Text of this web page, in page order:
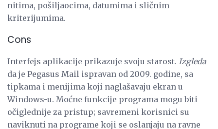
nitima, pošiljaocima, datumima i sličnim
kriterijumima.
Cons
Interfejs aplikacije prikazuje svoju starost. Izgleda
da je Pegasus Mail ispravan od 2009. godine, sa
tipkama i menijima koji naglašavaju ekran u
Windows-u. Moćne funkcije programa mogu biti
očiglednije za pristup; savremeni korisnici su
naviknuti na programe koji se oslanjaju na ravne